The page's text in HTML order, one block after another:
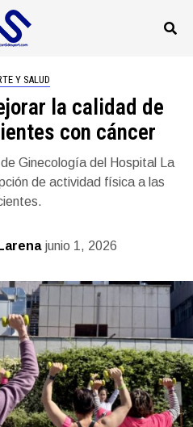
Y SALUD
la calidad de
con cáncer
Ginecología del Hospital La
de actividad física a las
junio 1, 2026